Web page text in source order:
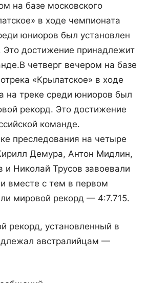
на базе московского
в ходе чемпионата
юниоров был установлен
Это достижение принадлежит
В четверг вечером на базе
«Крылатское» в ходе
на треке среди юниоров был
рекорд. Это достижение
команде.
преследования на четыре
Демура, Антон Мидлин,
и Николай Трусов завоевали
вместе с тем в первом
мировой рекорд — 4:7.715.
рекорд, установленный в
австралийцам —